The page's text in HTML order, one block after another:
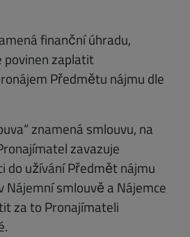
finanční úhradu,
povinen zaplatit
Předmětu nájmu dle
znamená smlouvu, na
zavazuje
do užívání Předmět nájmu
Nájemní smlouvě a Nájemce
za to Pronajímateli